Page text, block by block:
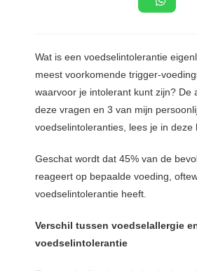
Wat is een voedselintolerantie
meest voorkomende trigger-
waarvoor je intolerant kunt zijn? De
deze vragen en 3 van mijn
voedselintoleranties, lees je in deze
Geschat wordt dat 45% van de
reageert op bepaalde voeding,
voedselintolerantie heeft.
Verschil tussen voedselallergie
voedselintolerantie
worden
op